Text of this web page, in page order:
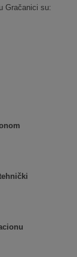
Gračanici su: